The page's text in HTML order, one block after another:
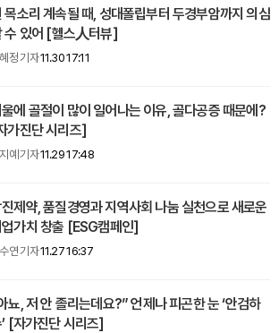
목소리 계속될 때, 성대폴립부터 두경부암까지 의심
수 있어 [헬스人터뷰]
정 기자11.30 17:11
에 골절이 많이 일어나는 이유, 골다공증 때문에?
가진단 시리즈]
예 기자11.29 17:48
제약, 품질경영과 지역사회 나눔 실천으로 새로운
가치 창출 [ESG캠페인]
연 기자11.27 16:37
뇨, 저 안 졸리는데요?” 언제나 피곤한 눈 ‘안검하
[자가진단 시리즈]